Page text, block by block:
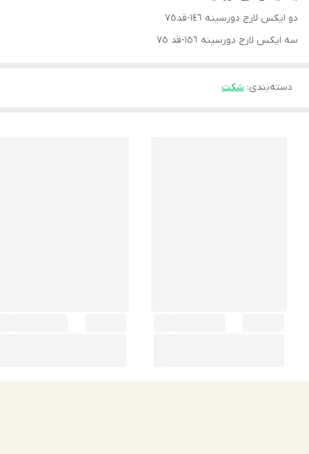
دو ايكس لارج دورسينه ١٤٦-قد٧٥
سه ايكس لارج دورسينه ١٥٦-قد ٧٥
دسته‌بندی: شكت